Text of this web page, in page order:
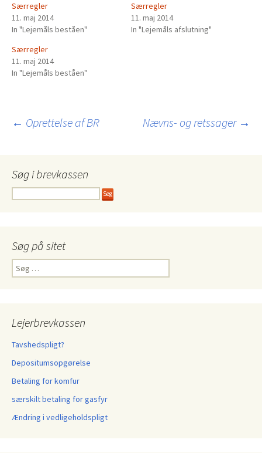
Særregler
11. maj 2014
In "Lejemåls beståen"
Særregler
11. maj 2014
In "Lejemåls afslutning"
Særregler
11. maj 2014
In "Lejemåls beståen"
Indlægsnavigation
← Oprettelse af BR Nævns- og retssager →
Søg i brevkassen
Søg på sitet
Søg
efter:
Lejerbrevkassen
Tavshedspligt?
Depositumsopgørelse
Betaling for komfur
særskilt betaling for gasfyr
Ændring i vedligeholdspligt